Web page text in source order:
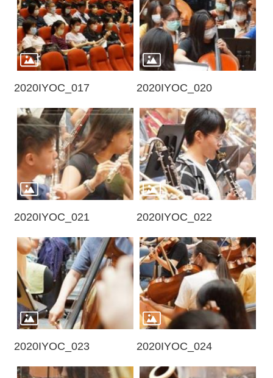
活
動
出
版
民
服
上
音
樂
便
民
服
務
資
公
2020IYOC_017 2020IYOC_020
2020IYOC_021 2020IYOC_022
2020IYOC_023 2020IYOC_024